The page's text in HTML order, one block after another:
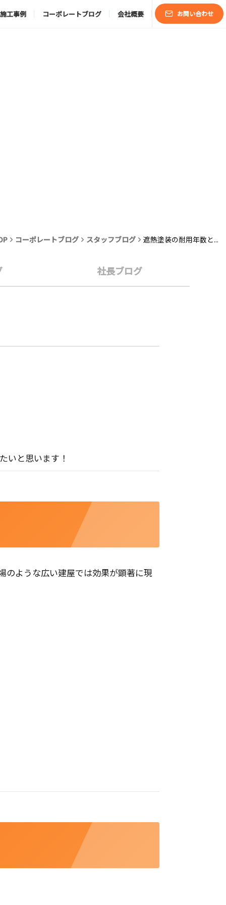
施工事例 コーポレートブログ 会社概要 お問い合わせ
コーポレートブログ スタッフブログ 遮熱塗装の耐用年数と...
社長ブログ
いと思います！
のような広い建屋では効果が顕著に現